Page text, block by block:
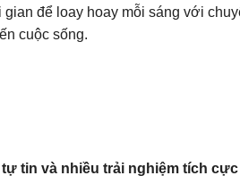
để loay hoay mỗi sáng với
cuộc sống.
tin và nhiều trải nghiệm tích